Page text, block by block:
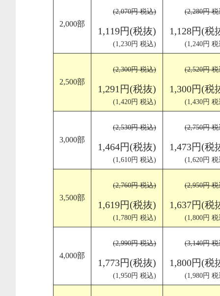
2,000部
(2,070円 税込)
1,119円(税抜)
(1,230円 税込)
(2,280円
1,128円(税
(1,240円
2,500部
(2,300円 税込)
1,291円(税抜)
(1,420円 税込)
(2,520円
1,300円(税
(1,430円
3,000部
(2,530円 税込)
1,464円(税抜)
(1,610円 税込)
(2,750円
1,473円(税
(1,620円
3,500部
(2,760円 税込)
1,619円(税抜)
(1,780円 税込)
(2,950円
1,637円(税
(1,800円
4,000部
(2,990円 税込)
1,773円(税抜)
(1,950円 税込)
(3,140円
1,800円(税
(1,980円